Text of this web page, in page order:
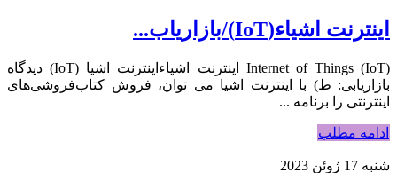
اینترنت اشیاء(IoT)/بازاریاب...
Internet of Things (IoT) اینترنت اشیاءاینترنت اشیا (IoT) دیدگاه
بازاریابی: ط) با اینترنت اشیا می توان، فروش کتاب‌فروشی‌های
اینترنتی را برنامه ...
ادامه مطلب
شنبه 17 ژوئن 2023